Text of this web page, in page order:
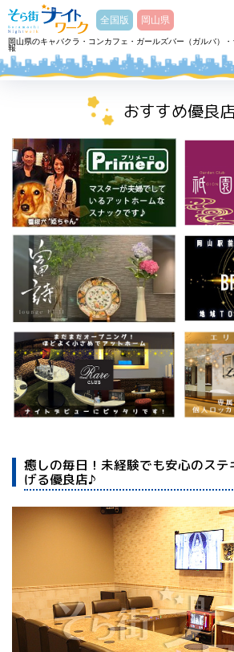
そら街ナイトワーク
全国版
岡山県
岡山県のキャバクラ・コンカフェ・ガールズバー（ガルバ）
報
ホーム ラウンジ JASMINEジャスミンのアルバ
おすすめ優良店
癒しの毎日！未経験でも安心のス
げる優良店♪